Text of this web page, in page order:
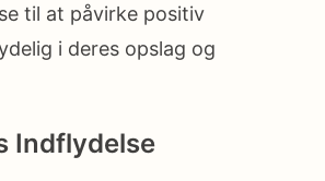
til at påvirke positiv
i deres opslag og
Indflydelse